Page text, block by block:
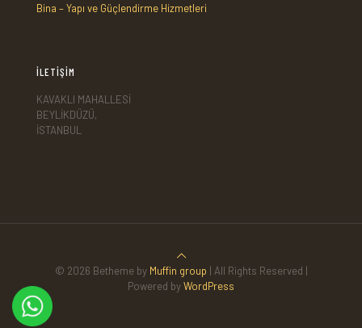
Bina – Yapı ve Güçlendirme Hizmetleri
İLETİŞİM
KAVAKLI MAHALLESİ
BEYLİKDÜZÜ,
İSTANBUL
© 2026 Betheme by Muffin group | All Rights Reserved |
Powered byWordPress